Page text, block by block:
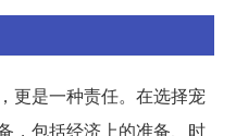
更是一种责任。在选择宠
，包括经济上的准备、时